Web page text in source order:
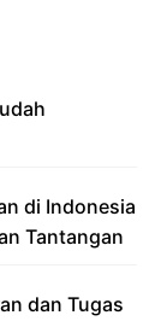
di Indonesia
Tantangan
dan Tugas